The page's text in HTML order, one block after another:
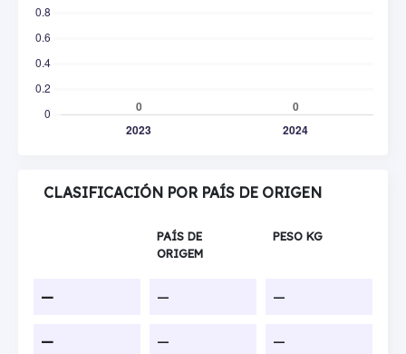
CLASIFICACIÓN POR PAÍS DE ORIGEN
PAÍS DE
ORIGEM
PESO KG
— — —
— — —